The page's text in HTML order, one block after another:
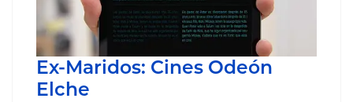
Ex-Maridos: Cines Odeón
Elche